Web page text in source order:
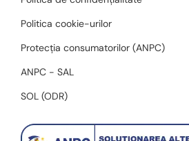
Politica cookie-urilor
Protecția consumatorilor (ANPC)
ANPC - SAL
SOL (ODR)